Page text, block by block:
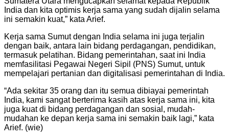
India dan kita optimis kerja sama yang sudah dijalin selama
ini semakin kuat,” kata Arief.
Kerja sama Sumut dengan India selama ini juga terjalin
dengan baik, antara lain bidang perdagangan, pendidikan,
termasuk pelatihan. Bidang pemerintahan, saat ini India
memfasilitasi Pegawai Negeri Sipil (PNS) Sumut, untuk
mempelajari pertanian dan digitalisasi pemerintahan di India.
“Ada sekitar 35 orang dan itu semua dibiayai pemerintah
India, kami sangat berterima kasih atas kerja sama ini, kita
juga kuat di bidang perdagangan dan sosial, mudah-
mudahan ke depan kerja sama ini semakin baik lagi,” kata
Arief. (wie)